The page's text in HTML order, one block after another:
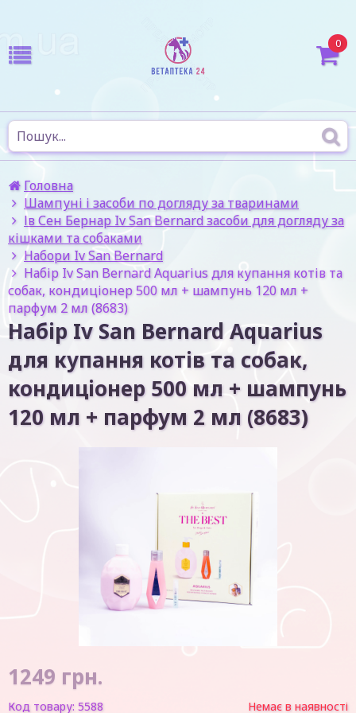
0
Головна
Шампуні і засоби по догляду за тваринами
Ів Сен Бернар Iv San Bernard засоби для догляду за
кішками та собаками
Набори Iv San Bernard
Набір Iv San Bernard Aquarius для купання котів та
собак, кондиціонер 500 мл + шампунь 120 мл +
парфум 2 мл (8683)
Набір Iv San Bernard Aquarius
для купання котів та собак,
кондиціонер 500 мл + шампунь
120 мл + парфум 2 мл (8683)
1249 грн.
Код товару: 5588 Немає в наявності